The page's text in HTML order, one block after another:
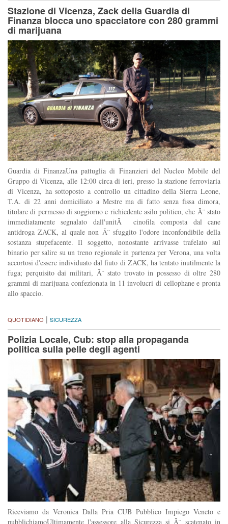
Stazione di Vicenza, Zack della Guardia di
Finanza blocca uno spacciatore con 280 grammi
di marijuana
Guardia di FinanzaUna pattuglia di Finanzieri del Nucleo Mobile del
Gruppo di Vicenza, alle 12:00 circa di ieri, presso la stazione ferroviaria
di Vicenza, ha sottoposto a controllo un cittadino della Sierra Leone,
T.A. di 22 anni domiciliato a Mestre ma di fatto senza fissa dimora,
titolare di permesso di soggiorno e richiedente asilo politico, che Ã¨ stato
immediatamente segnalato dall'unitÃ cinofila composta dal cane
antidroga ZACK, al quale non Ã¨ sfuggito l'odore inconfondibile della
sostanza stupefacente. Il soggetto, nonostante arrivasse trafelato sul
binario per salire su un treno regionale in partenza per Verona, una volta
accortosi d'essere individuato dal fiuto di ZACK, ha tentato inutilmente la
fuga; perquisito dai militari, Ã¨ stato trovato in possesso di oltre 280
grammi di marijuana confezionata in 11 involucri di cellophane e pronta
allo spaccio.
QUOTIDIANO | SICUREZZA
Polizia Locale, Cub: stop alla propaganda
politica sulla pelle degli agenti
Riceviamo da Veronica Dalla Pria CUB Pubblico Impiego Veneto e
pubblichiamoUltimamente l'assessore alla Sicurezza si Ã¨ scatenato in